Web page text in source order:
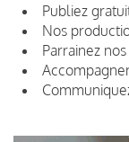
Publiez
Nos
Parrainez